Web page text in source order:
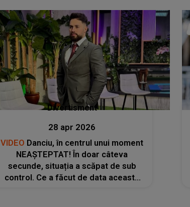
Divertisment
28 apr 2026
VIDEO Danciu, în centrul unui moment
NEAȘTEPTAT! În doar câteva
secunde, situația a scăpat de sub
control. Ce a făcut de data aceasta